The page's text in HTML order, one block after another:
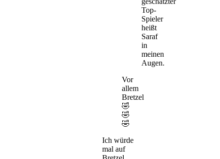
Top-
Spieler
heißt
Saraf
in
meinen
Augen.
Vor
allem
Bretzel
🤣
🤣
🤣
Ich würde
mal auf